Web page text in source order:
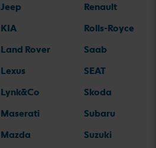
Jeep
KIA
Land Rover
Lexus
Lynk&Co
Maserati
Mazda
Renault
Rolls-Royce
Saab
SEAT
Skoda
Subaru
Suzuki